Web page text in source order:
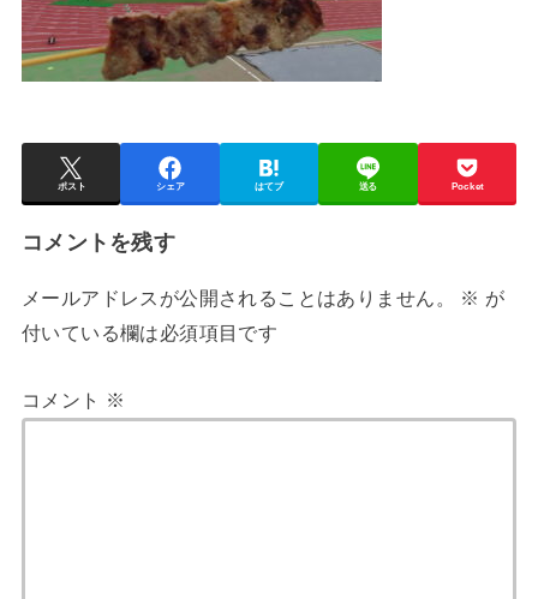
ポスト シェア はてブ 送る Pocket
コメントを残す
メールアドレスが公開されることはありません。 ※ が
付いている欄は必須項目です
コメント ※